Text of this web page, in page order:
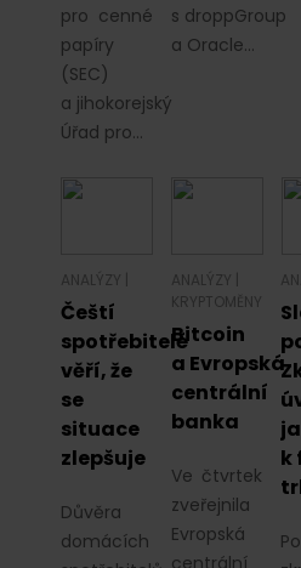
pro cenné
papíry
(SEC)
a jihokorejský
Úřad pro…
s droppGroup
a Oracle…
ANALÝZY
Čeští
spotřebitelé
věří, že
se
situace
zlepšuje
Důvěra
domácích
ANALÝZY
KRYPTOMĚNY
Bitcoin
a Evropská
centrální
banka
Ve čtvrtek
zveřejnila
Evropská
k